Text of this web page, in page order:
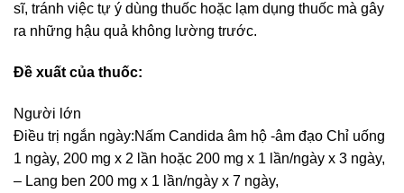
sĩ, tránh việc tự ý dùng thuốc hoặc lạm dụng thuốc mà gây
ra những hậu quả không lường trước.
Đề xuất của thuốc:
Người lớn
Điều trị ngắn ngày:Nấm Candida âm hộ -âm đạo Chỉ uống
1 ngày, 200 mg x 2 lần hoặc 200 mg x 1 lần/ngày x 3 ngày,
– Lang ben 200 mg x 1 lần/ngày x 7 ngày,